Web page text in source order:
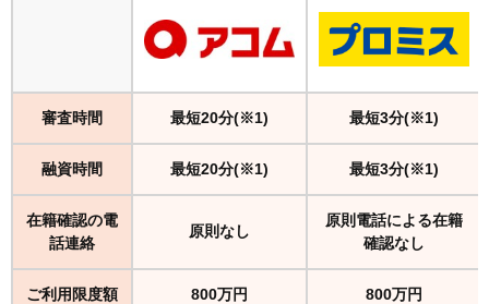
審査時間 最短20分(※1) 最短3分(※1)
融資時間 最短20分(※1) 最短3分(※1)
在籍確認の電
話連絡
原則なし
原則電話による在籍
確認なし
ご利用限度額 800万円 800万円